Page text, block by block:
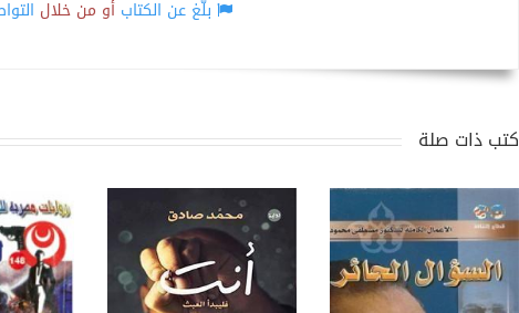
بلّغ عن الكتابأو من خلال
كتب ذات صلة